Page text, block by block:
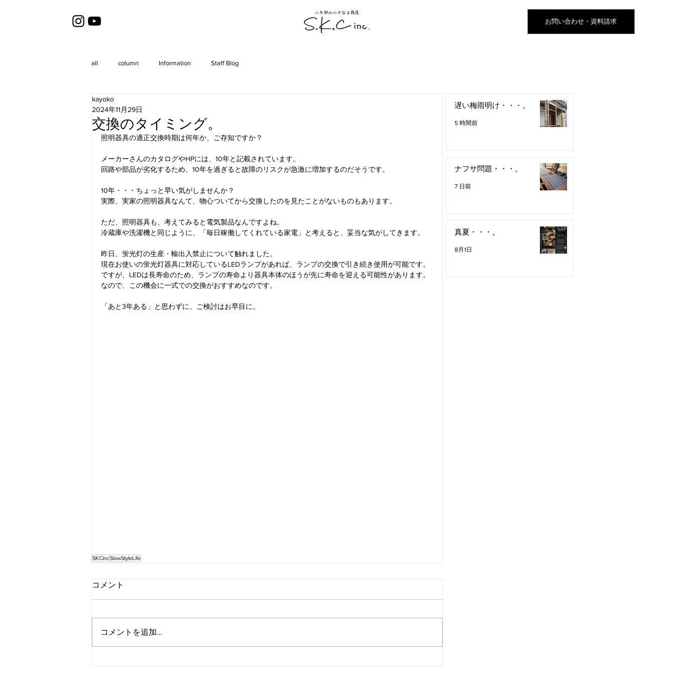
お問い合わせ・資料請求
all column Information Staff Blog
交換のタイミング。
kayoko
2024年11月29日
照明器具の適正交換時期は何年か、ご存知ですか？
メーカーさんのカタログやHPには、10年と記載されています。
回路や部品が劣化するため、10年を過ぎると故障のリスクが急激に増加するのだそうです。
10年・・・ちょっと早い気がしませんか？
実際、実家の照明器具なんて、物心ついてから交換したのを見たことがないものもあります。
ただ、照明器具も、考えてみると電気製品なんですよね。
冷蔵庫や洗濯機と同じように、「毎日稼働してくれている家電」と考えると、妥当な気がしてきます。
昨日、蛍光灯の生産・輸出入禁止について触れました。
現在お使いの蛍光灯器具に対応しているLEDランプがあれば、ランプの交換で引き続き使用が可能です。
ですが、LEDは長寿命のため、ランプの寿命より器具本体のほうが先に寿命を迎える可能性があります。
なので、この機会に一式での交換がおすすめなのです。
「あと3年ある」と思わずに、ご検討はお早目に。
SKCincSlowStyleLife
コメント
コメントを追加…
遅い梅雨明け・・・。
5 時間前
ナフサ問題・・・。
7 日前
真夏・・・。
8月1日